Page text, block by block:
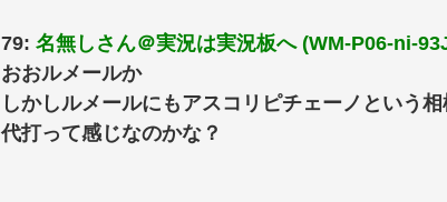
79: 名無しさん＠実況は実況板へ (WM-P06-ni-
おおルメールか
しかしルメールにもアスコリピチェーノという
代打って感じなのかな？